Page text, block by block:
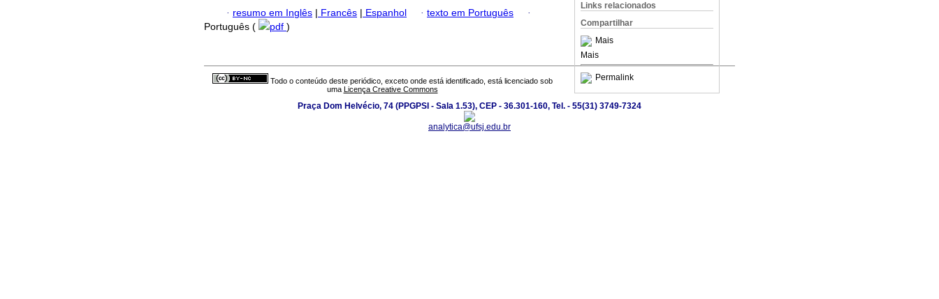
Links relacionados
Compartilhar
Mais
Mais
Permalink
· resumo em Inglês | Francês | Espanhol · texto em Português
·
Português (
pdf )
Todo o conteúdo deste periódico, exceto onde está identificado, está licenciado sob
uma Licença Creative Commons
Praça Dom Helvécio, 74 (PPGPSI - Sala 1.53), CEP - 36.301-160, Tel. - 55(31) 3749-7324
analytica@ufsj.edu.br